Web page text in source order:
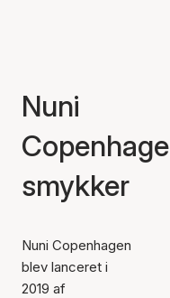
Nuni
smykker
Nuni Copenhagen
blev lanceret i
2019 af